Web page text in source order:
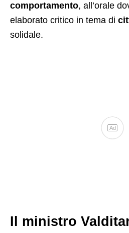
comportamento, all’orale
elaborato critico in tema di
solidale.
Ad
Il ministro